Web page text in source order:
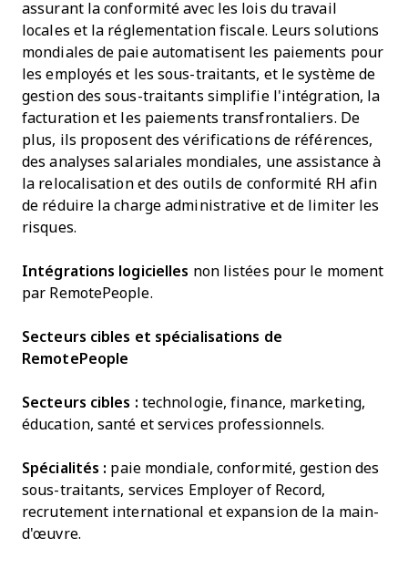
assurant la conformité avec les lois du travail
locales et la réglementation fiscale. Leurs solutions
mondiales de paie automatisent les paiements pour
les employés et les sous-traitants, et le système de
gestion des sous-traitants simplifie l'intégration, la
facturation et les paiements transfrontaliers. De
plus, ils proposent des vérifications de références,
des analyses salariales mondiales, une assistance à
la relocalisation et des outils de conformité RH afin
de réduire la charge administrative et de limiter les
risques.
Intégrations logicielles non listées pour le moment
par RemotePeople.
Secteurs cibles et spécialisations de
RemotePeople
Secteurs cibles : technologie, finance, marketing,
éducation, santé et services professionnels.
Spécialités : paie mondiale, conformité, gestion des
sous-traitants, services Employer of Record,
recrutement international et expansion de la main-
d'œuvre.